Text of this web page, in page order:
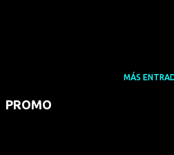
MÁS
PROMO